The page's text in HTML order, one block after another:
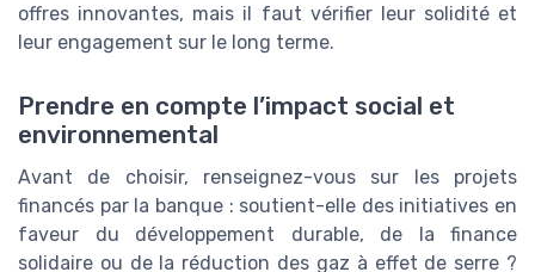
offres innovantes, mais il faut vérifier leur solidité et
leur engagement sur le long terme.
Prendre en compte l’impact social et
environnemental
Avant de choisir, renseignez-vous sur les projets
financés par la banque : soutient-elle des initiatives en
faveur du développement durable, de la finance
solidaire ou de la réduction des gaz à effet de serre ?